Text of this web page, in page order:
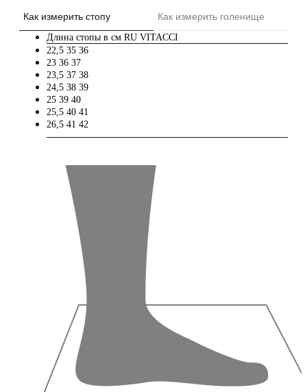
Как измерить стопу Как измерить голенище
Длина стопы в см RU VITACCI
22,5 35 36
23 36 37
23,5 37 38
24,5 38 39
25 39 40
25,5 40 41
26,5 41 42